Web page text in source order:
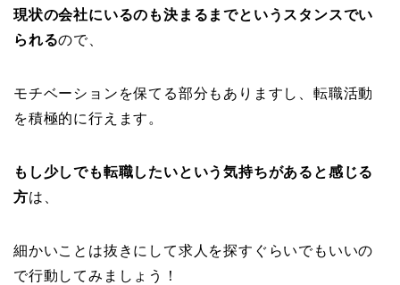
現状の会社にいるのも決まるまでというスタンスでい
られるので、
モチベーションを保てる部分もありますし、転職活動
を積極的に行えます。
もし少しでも転職したいという気持ちがあると感じる
方は、
細かいことは抜きにして求人を探すぐらいでもいいの
で行動してみましょう！